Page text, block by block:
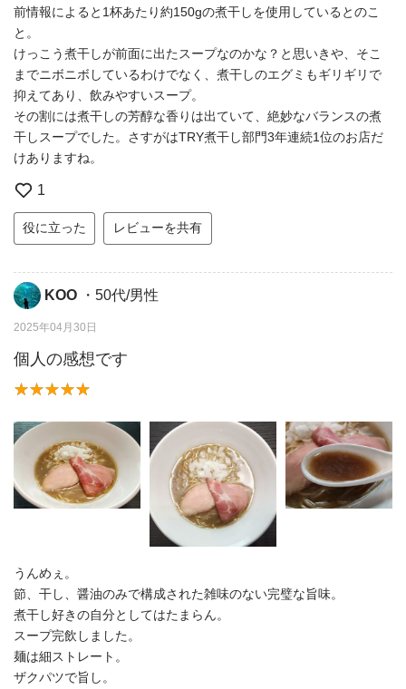
前情報によると1杯あたり約150gの煮干しを使用しているとのこ
と。
けっこう煮干しが前面に出たスープなのかな？と思いきや、そこ
までニボニボしているわけでなく、煮干しのエグミもギリギリで
抑えてあり、飲みやすいスープ。
その割には煮干しの芳醇な香りは出ていて、絶妙なバランスの煮
干しスープでした。さすがはTRY煮干し部門3年連続1位のお店だ
けありますね。
1
役に立った レビューを共有
KOO ・50代/男性
2025年04月30日
個人の感想です
うんめぇ。
節、干し、醤油のみで構成された雑味のない完璧な旨味。
煮干し好きの自分としてはたまらん。
スープ完飲しました。
麺は細ストレート。
ザクパツで旨し。